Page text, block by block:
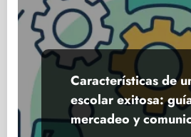
Características de
escolar exitosa:
mercadeo y